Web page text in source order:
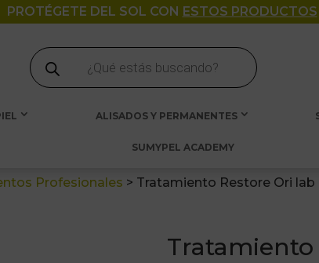
PROTÉGETE DEL SOL CON ESTOS PRODUCTOS
Búsqueda
de
productos
ALISADOS Y PERMANENTES
SUMYPEL ACADEMY
Profesionales > Tratamiento Restore Ori lab
Tratamiento